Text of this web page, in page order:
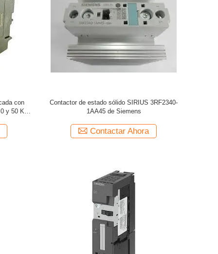
con
y 50 KB
Contactor de estado sólido SIRIUS 3RF2340-
1AA45 de Siemens
Contactar Ahora